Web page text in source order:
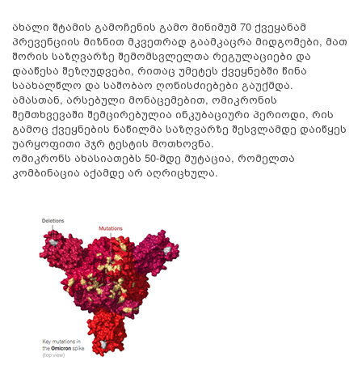
ახალი შტამის გამოჩენის გამო მინიმუმ 70 ქვეყანამ
პრევენციის მიზნით მკვეთრად გაამკაცრა მიდგომები, მათ
შორის საზღვარზე შემომსვლელთა რეგულაციები და
დააწესა შეზღუდვები, რითაც უმეტეს ქვეყნებში წინა
საახალწლო და საშობაო ღონისძიებები გაუქმდა.
ამასთან, არსებული მონაცემებით, ომიკრონის
შემთხვევაში შემცირებულია ინკუბაციური პერიოდი, რის
გამოც ქვეყნების ნაწილმა საზღვარზე შესვლამდე დაიწყეს
უარყოფითი პჯრ ტესტის მოთხოვნა.
ომიკრონს ახასიათებს 50-მდე მუტაცია, რომელთა
კომბინაცია აქამდე არ აღრიცხულა.